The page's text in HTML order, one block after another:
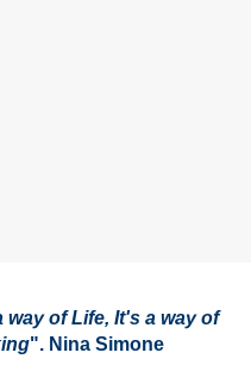
of Life, It's a way of
". Nina Simone